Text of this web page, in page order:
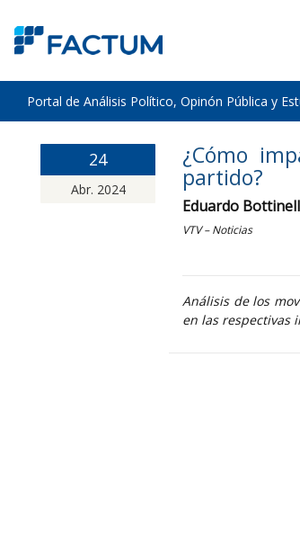
Portal de Análisis Político, Opinón Pública y
24
Abr. 2024
¿Cómo
partido?
Eduardo
VTV – Noticias
Análisis de los
en las respectivas